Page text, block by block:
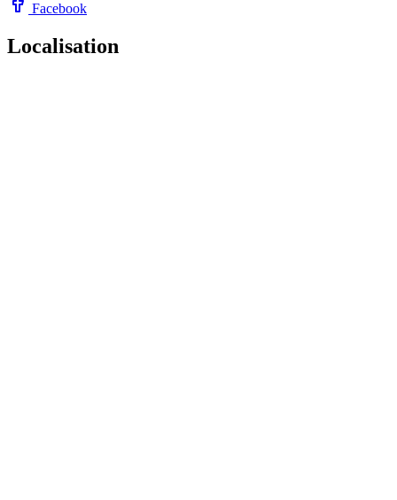
Facebook
Localisation